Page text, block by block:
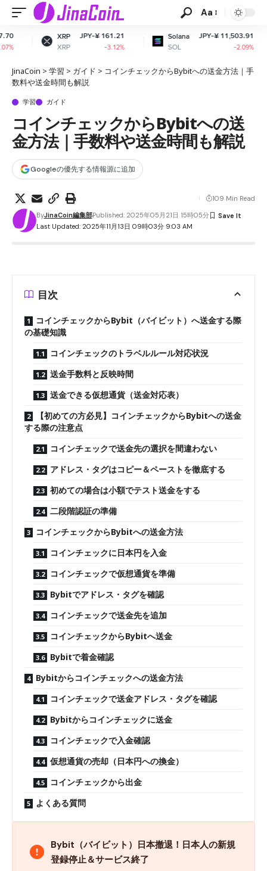
Aa
JPY-¥ 161.21
-3.12%
JPY-¥ 11,503.91
JinaCoin > 学習 > ガイド > コインチェックからBybitへの送金方法｜手
数料や送金時間も解説
学習 ガイド
コインチェックからBybitへの送
金方法｜手数料や送金時間も解説
Googleの優先する情報源に追加
Last Updated: 2025年11月13日 09時03分 9:03 AM
ByJinaCoin編集部Published: 2025年05月21日 15時05分
109 Min Read
目次
コインチェックからBybit（バイビット）へ送金する際
の基礎知識
コインチェックのトラベルルール対応状況
送金手数料と反映時間
送金できる仮想通貨（送金対応表）
【初めての方必見】コインチェックからBybitへの送金
する際の注意点
コインチェックで送金先の選択を間違わない
アドレス・タグはコピー＆ペーストを徹底する
初めての場合は小額でテスト送金をする
二段階認証の準備
コインチェックからBybitへの送金方法
コインチェックに日本円を入金
コインチェックで仮想通貨を準備
Bybitでアドレス・タグを確認
コインチェックで送金先を追加
コインチェックからBybitへ送金
Bybitで着金確認
Bybitからコインチェックへの送金方法
コインチェックで送金アドレス・タグを確認
Bybitからコインチェックに送金
コインチェックで入金確認
仮想通貨の売却（日本円への換金）
コインチェックから出金
よくある質問
Bybit（バイビット）日本撤退！日本人の新規
登録停止＆サービス終了